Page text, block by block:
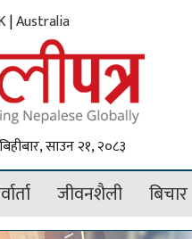
|Australia
साउन २१, २०८३
जीवनशैली बिचार